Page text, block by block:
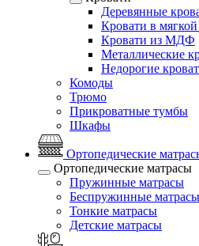
Деревянные
Кровати в
Кровати из МДФ
Металлические
Недорогие
Комоды
Трюмо
Прикроватные тумбы
Шкафы
Ортопедические
Ортопедические матрасы
Пружинные матрасы
Беспружинные матрасы
Тонкие матрасы
Детские матрасы